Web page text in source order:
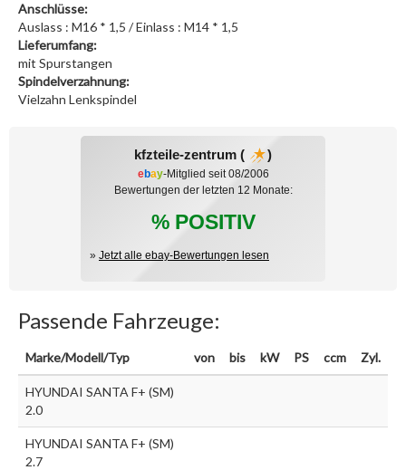
Anschlüsse:
Auslass : M16 * 1,5 / Einlass : M14 * 1,5
Lieferumfang:
mit Spurstangen
Spindelverzahnung:
Vielzahn Lenkspindel
kfzteile-zentrum ( )
ebay-Mitglied seit 08/2006
Bewertungen der letzten 12 Monate:
% POSITIV
» Jetzt alle ebay-Bewertungen lesen
Passende Fahrzeuge:
Marke/Modell/Typ von bis kW PS ccm Zyl.
HYUNDAI SANTA F+ (SM)
2.0
HYUNDAI SANTA F+ (SM)
2.7